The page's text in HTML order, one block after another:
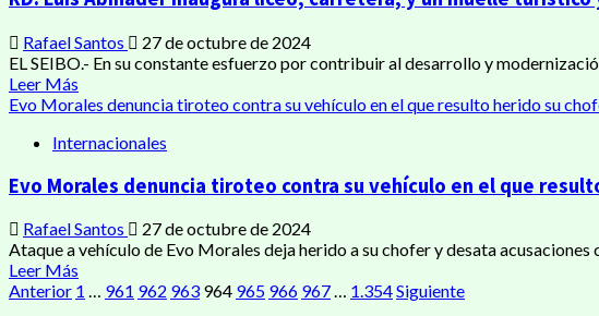
Rafael Santos
27 de octubre de 2024
EL SEIBO.- En su constante esfuerzo por contribuir al desarrollo y
Leer Más
Evo Morales denuncia tiroteo contra su vehículo en el que resulto herido su
Internacionales
Evo Morales denuncia tiroteo contra su vehículo en el que
Rafael Santos
27 de octubre de 2024
Ataque a vehículo de Evo Morales deja herido a su chofer y desata acusaciones
Leer Más
Anterior 1 … 961 962 963 964 965 966 967… 1.354Siguiente